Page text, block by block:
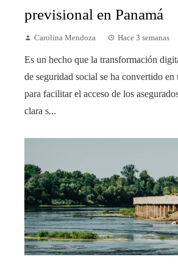
previsional en Panamá
Carolina Mendoza Hace 3 semanas
Es un hecho que la transformación
de seguridad social se ha convertido en
para facilitar el acceso de los
clara s...